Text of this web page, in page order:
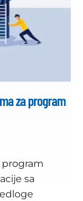
za program
program
sa